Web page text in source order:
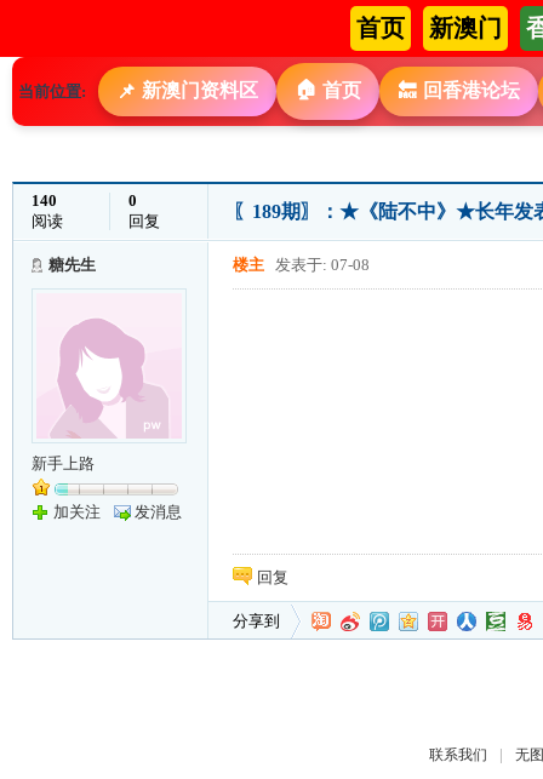
首页 新澳门
当前位置: 📌 新澳门资料区 🏠 首页 🔙 回香港论坛
140
阅读
0
回复
〖189期〗：★《陆不中》★长年发
糖先生
新手上路
加关注 发消息
楼主 发表于: 07-08
回复
分享到
联系我们 | 无